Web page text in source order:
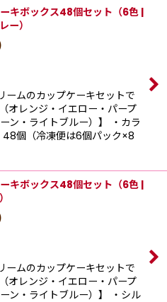
キボックス48個セット（6色 |
ー）
ームのカップケーキセットで
オレンジ・イエロー・パープ
ン・ライトブルー）】 ・カラ
48個（冷凍便は6個パック×8
キボックス48個セット（6色 |
ームのカップケーキセットで
オレンジ・イエロー・パープ
ン・ライトブルー）】 ・シル